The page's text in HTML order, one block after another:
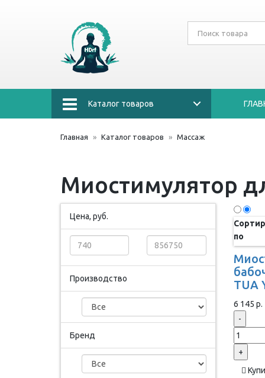
Каталог товаров
Главная Каталог товаров Массаж
Миостимулятор
Цена, руб.
Производство
Бренд
по
TUA
6 145 р.
-
+